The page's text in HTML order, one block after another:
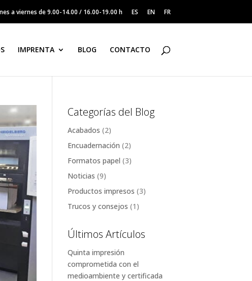
a viernes de 9.00-14.00 / 16.00-19.00 h ES EN FR
IMPRENTA BLOG CONTACTO
Categorías del Blog
Acabados (2)
Encuadernación (2)
Formatos papel (3)
Noticias (9)
Productos impresos (3)
Trucos y consejos (1)
Últimos Artículos
Quinta impresión
comprometida con el
medioambiente y certificada